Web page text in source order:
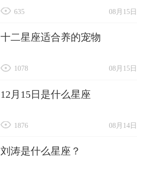
08月15日
635
十二星座适合养的宠物
08月15日
1078
12月15日是什么星座
08月14日
1876
刘涛是什么星座？